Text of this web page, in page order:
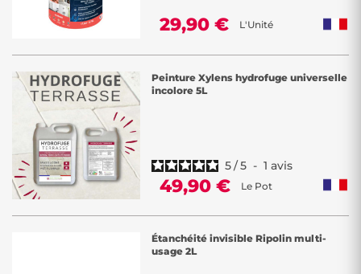
29,90 € L'Unité
Peinture Xylens hydrofuge universelle
incolore 5L
5/5 - 1 avis
49,90 € Le Pot
Étanchéité invisible Ripolin multi-
usage 2L